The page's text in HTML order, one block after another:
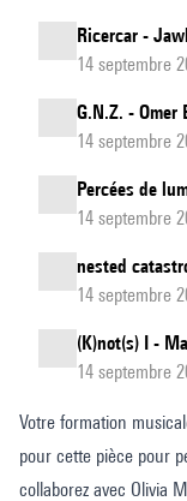
Ricercar -
14 septembre
G.N.Z. - Omer
14 septembre
Percées de
14 septembre
nested
14 septembre
(K)not(s) I -
14 septembre
Votre formation
pour cette pièce pour
collaborez avec Olivia